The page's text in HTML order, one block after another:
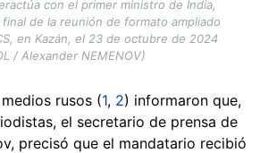
con el primer ministro de India,
de la reunión de formato ampliado
en Kazán, el 23 de octubre de 2024
/ Alexander NEMENOV)
rusos (1, 2) informaron que,
el secretario de prensa de
precisó que el mandatario recibió